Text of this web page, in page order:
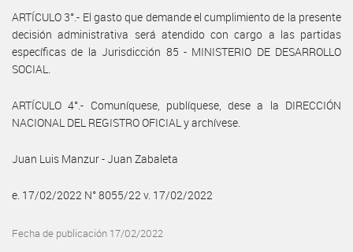
ARTÍCULO 3°.- El gasto que demande el cumplimiento de la presente
decisión administrativa será atendido con cargo a las partidas
específicas de la Jurisdicción 85 - MINISTERIO DE DESARROLLO
SOCIAL.
ARTÍCULO 4°.- Comuníquese, publíquese, dese a la DIRECCIÓN
NACIONAL DEL REGISTRO OFICIAL y archívese.
Juan Luis Manzur - Juan Zabaleta
e. 17/02/2022 N° 8055/22 v. 17/02/2022
Fecha de publicación 17/02/2022